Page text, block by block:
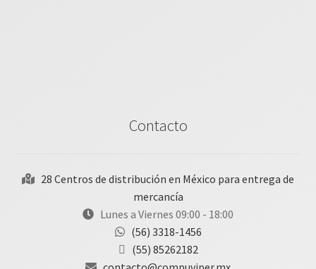
Contacto
28 Centros de distribución en México para entrega de
mercancía
Lunes a Viernes 09:00 - 18:00
(56) 3318-1456
(55) 85262182